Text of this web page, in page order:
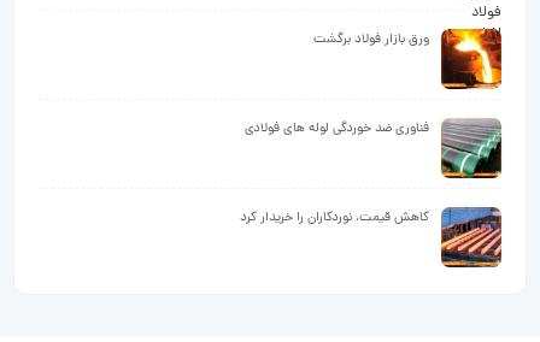
ورق بازار فولاد برگشت
فناوری ضد خوردگی لوله های فولادی
کاهش قیمت، نوردکاران را خریدار کرد